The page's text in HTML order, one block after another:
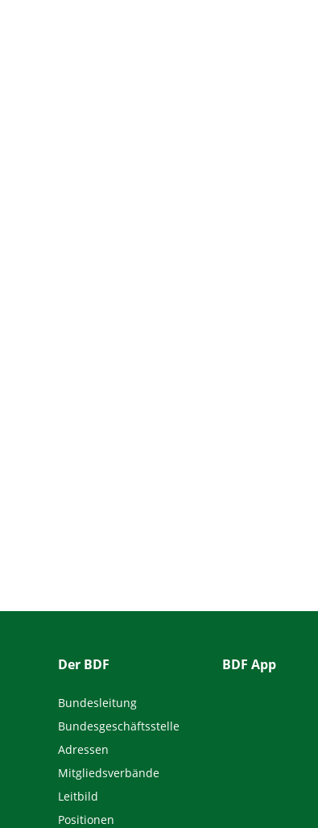
Der BDF
Bundesleitung
Bundesgeschäftsstelle
Adressen
Mitgliedsverbände
Leitbild
Positionen
BDF App